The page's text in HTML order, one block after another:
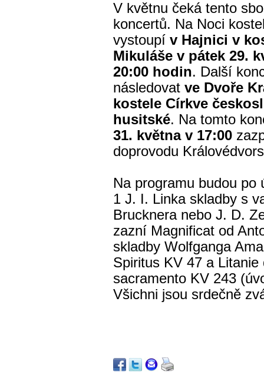
V květnu čeká tento
koncertů. Na Noci
vystoupí v Hajnici v
Mikuláše v pátek 29.
20:00 hodin. Další
následovat ve Dvoře
kostele Církve
husitské. Na tomto
31. května v 17:00
doprovodu
Na programu budou
1 J. I. Linka skladby s
Brucknera nebo J. D.
zazní Magnificat od
skladby Wolfganga
Spiritus KV 47 a
sacramento KV 243
Všichni jsou srdečně